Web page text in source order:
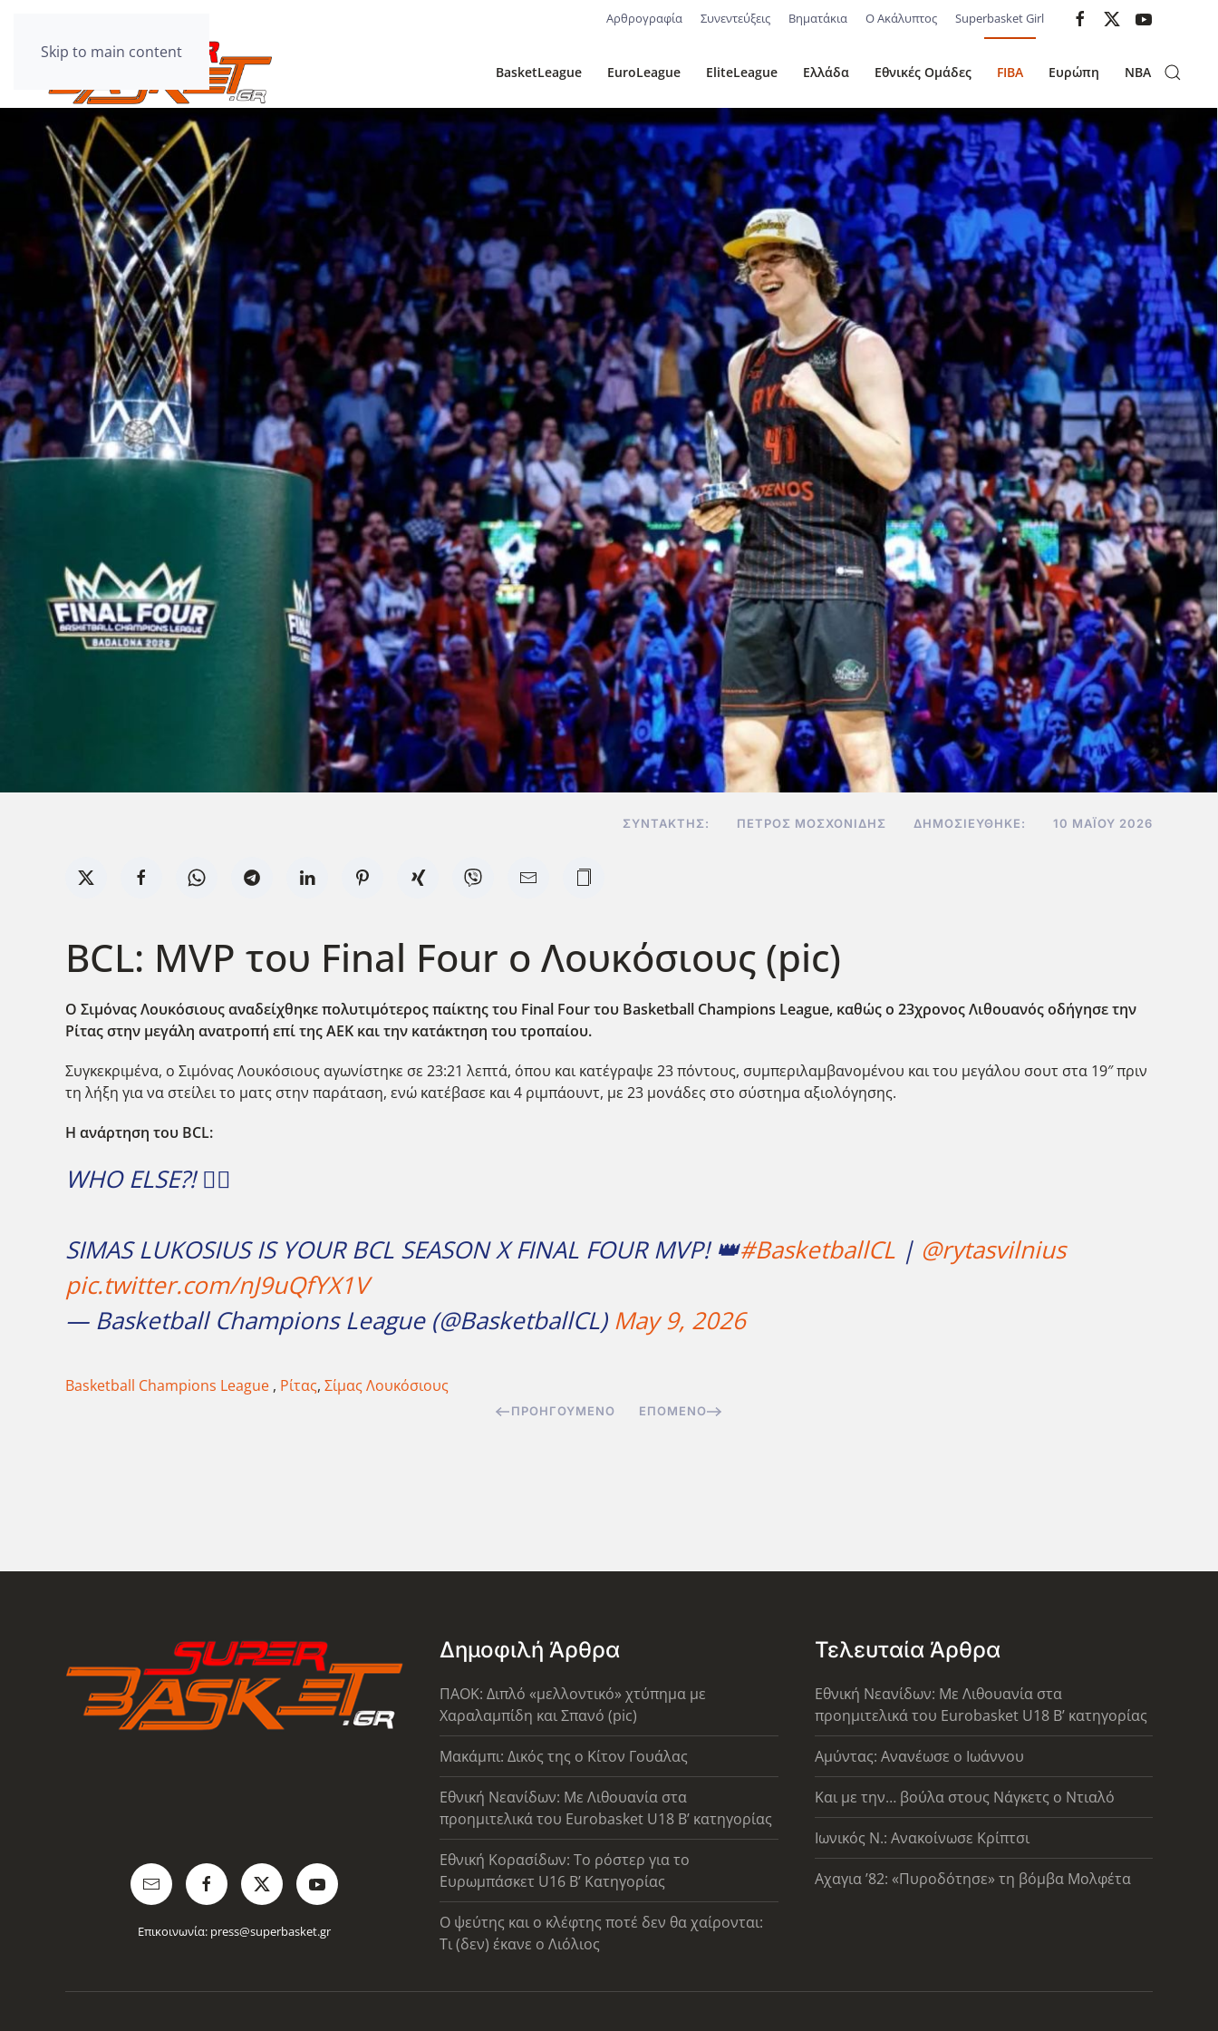
Skip to main content
Αρθρογραφία Συνεντεύξεις Βηματάκια Ο Ακάλυπτος Superbasket Girl
BasketLeague EuroLeague EliteLeague Ελλάδα Εθνικές Ομάδες FIBA Ευρώπη NBA
ΣΥΝΤΆΚΤΗΣ: ΠΈΤΡΟΣ ΜΟΣΧΟΝΊΔΗΣ ΔΗΜΟΣΙΕΎΘΗΚΕ: 10 ΜΑΪ́ΟΥ 2026
BCL: MVP του Final Four ο Λουκόσιους (pic)
Ο Σιμόνας Λουκόσιους αναδείχθηκε πολυτιμότερος παίκτης του Final Four του Basketball Champions League, καθώς ο 23χρονος Λιθουανός οδήγησε την
Ρίτας στην μεγάλη ανατροπή επί της ΑΕΚ και την κατάκτηση του τροπαίου.
Συγκεκριμένα, ο Σιμόνας Λουκόσιους αγωνίστηκε σε 23:21 λεπτά, όπου και κατέγραψε 23 πόντους, συμπεριλαμβανομένου και του μεγάλου σουτ στα 19″ πριν
τη λήξη για να στείλει το ματς στην παράταση, ενώ κατέβασε και 4 ριμπάουντ, με 23 μονάδες στο σύστημα αξιολόγησης.
Η ανάρτηση του BCL:
WHO ELSE?! 🤷‍♂️
SIMAS LUKOSIUS IS YOUR BCL SEASON X FINAL FOUR MVP! 👑#BasketballCL | @rytasvilnius
pic.twitter.com/nJ9uQfYX1V
— Basketball Champions League (@BasketballCL) May 9, 2026
Basketball Champions League , Ρίτας, Σίμας Λουκόσιους
ΠΡΟΗΓΟΎΜΕΝΟ ΕΠΌΜΕΝΟ
Επικοινωνία: press@superbasket.gr
Δημοφιλή Άρθρα
ΠΑΟΚ: Διπλό «μελλοντικό» χτύπημα με
Χαραλαμπίδη και Σπανό (pic)
Μακάμπι: Δικός της ο Κίτον Γουάλας
Εθνική Νεανίδων: Με Λιθουανία στα
προημιτελικά του Eurobasket U18 Β’ κατηγορίας
Εθνική Κορασίδων: Το ρόστερ για το
Ευρωμπάσκετ U16 B’ Κατηγορίας
Ο ψεύτης και ο κλέφτης ποτέ δεν θα χαίρονται:
Τι (δεν) έκανε ο Λιόλιος
Τελευταία Άρθρα
Εθνική Νεανίδων: Με Λιθουανία στα
προημιτελικά του Eurobasket U18 Β’ κατηγορίας
Αμύντας: Ανανέωσε ο Ιωάννου
Και με την… βούλα στους Νάγκετς ο Ντιαλό
Ιωνικός Ν.: Ανακοίνωσε Κρίπτσι
Αχαγια ’82: «Πυροδότησε» τη βόμβα Μολφέτα